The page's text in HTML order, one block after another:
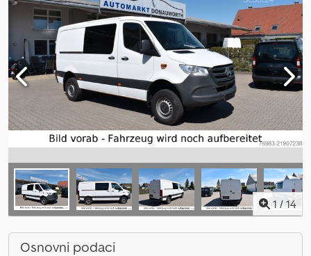
1 /14
Osnovni podaci